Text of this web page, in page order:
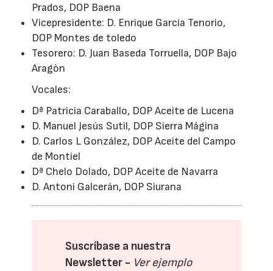
Prados, DOP Baena
Vicepresidente: D. Enrique García Tenorio,
DOP Montes de toledo
Tesorero: D. Juan Baseda Torruella, DOP Bajo
Aragòn
Vocales:
Dª Patricia Caraballo, DOP Aceite de Lucena
D. Manuel Jesús Sutil, DOP Sierra Mágina
D. Carlos L González, DOP Aceite del Campo
de Montiel
Dª Chelo Dolado, DOP Aceite de Navarra
D. Antoni Galcerán, DOP Siurana
Suscríbase a nuestra
Newsletter - Ver ejemplo